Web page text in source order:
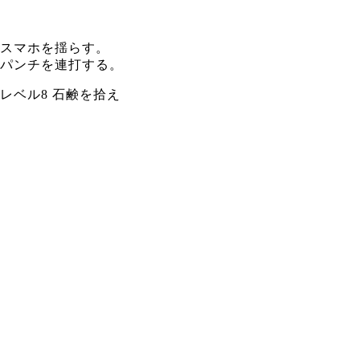
スマホを揺らす。
パンチを連打する。
レベル8 石鹸を拾え